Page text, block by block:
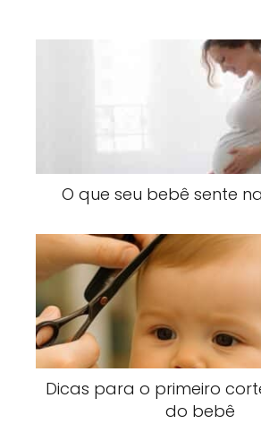
O que seu bebê sente
Dicas para o primeiro
do bebê